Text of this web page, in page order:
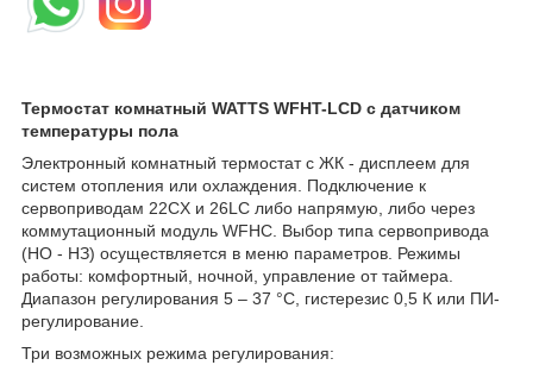
Термостат комнатный WATTS WFHT-LCD с датчиком
температуры пола
Электронный комнатный термостат с ЖК - дисплеем для
систем отопления или охлаждения. Подключение к
сервоприводам 22CX и 26LC либо напрямую, либо через
коммутационный модуль WFHС. Выбор типа сервопривода
(НО - НЗ) осуществляется в меню параметров. Режимы
работы: комфортный, ночной, управление от таймера.
Диапазон регулирования 5 – 37 °С, гистерезис 0,5 К или ПИ-
регулирование.
Три возможных режима регулирования: